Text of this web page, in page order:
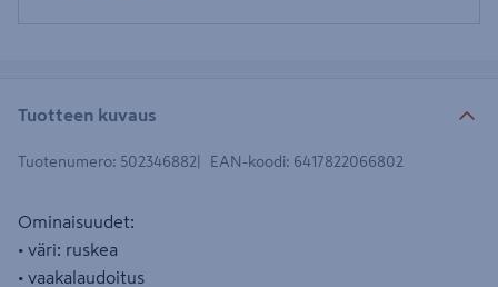
Tuotteen kuvaus
Tuotenumero: 502346882 EAN-koodi: 6417822066802
Ominaisuudet:
• väri: ruskea
• vaakalaudoitus